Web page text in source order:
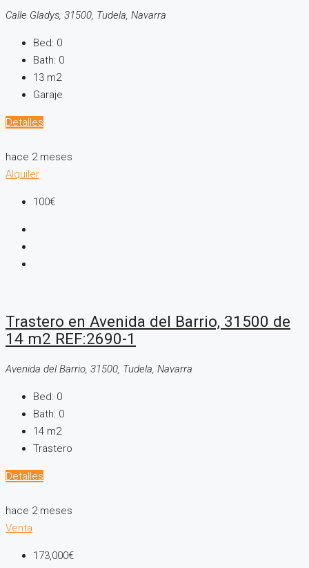
Calle Gladys, 31500, Tudela, Navarra
Bed: 0
Bath: 0
13 m2
Garaje
Detalles
hace 2 meses
Alquiler
100€
Trastero en Avenida del Barrio, 31500 de
14 m2 REF:2690-1
Avenida del Barrio, 31500, Tudela, Navarra
Bed: 0
Bath: 0
14 m2
Trastero
Detalles
hace 2 meses
Venta
173,000€